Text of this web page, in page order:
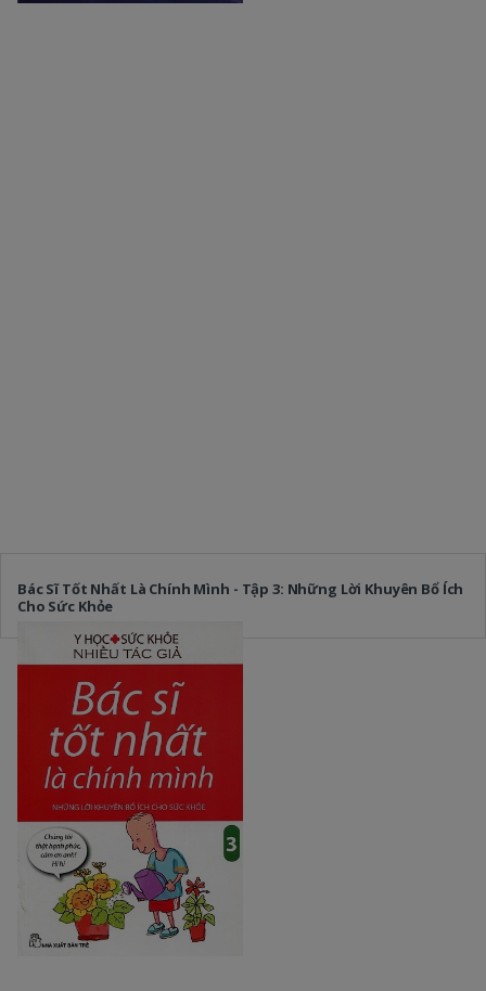
Bác Sĩ Tốt Nhất Là Chính Mình - Tập 3: Những Lời Khuyên Bổ Ích
Cho Sức Khỏe